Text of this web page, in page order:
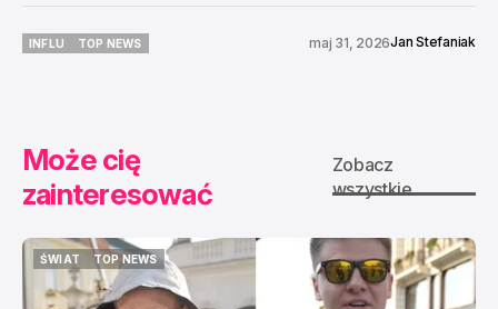
INFLU
TOP NEWS
maj 31, 2026Jan Stefaniak
Może cię
zainteresować
Zobacz
wszystkie
ŚWIAT
ŚWIAT
TOP NEWS
TOP NEWS